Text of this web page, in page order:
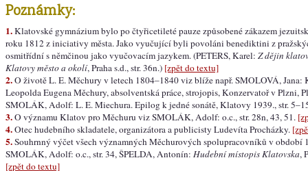
Poznámky:
1.Klatovské gymnázium bylo po čtyřicetileté pauze způsobené zákazem
roku 1812 z iniciativy města. Jako vyučující byli povoláni benediktini z
osmitřídní s němčinou jako vyučovacím jazykem. (PETERS, Karel: Z dějin
Klatovy město a okolí, Praha s.d., str. 36n.) [zpět do textu]
2.O životě L. E. Měchury v letech 1804–1840 viz blíže např. SMOLOVÁ,
Leopolda Eugena Měchury, absolventská práce, strojopis, Konzervatoř v Plzni,
SMOLÁK, Adolf: L. E. Miechura. Epilog k jedné sonátě, Klatovy 1939., str.
3.O významu Klatov pro Měchuru viz SMOLÁK, Adolf: o.c., str. 28n, 43, 51.
4.Otec hudebního skladatele, organizátora a publicisty Ludevíta Procházky.
5.Souhrnný výčet všech významných Měchurových spolupracovníků v období
SMOLÁK, Adolf: o.c., str. 34, ŠPELDA, Antonín: Hudební místopis Klatovska,
[zpět do textu]